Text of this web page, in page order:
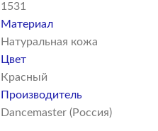
1531
Материал
Натуральная кожа
Цвет
Красный
Производитель
Dancemaster (Россия)